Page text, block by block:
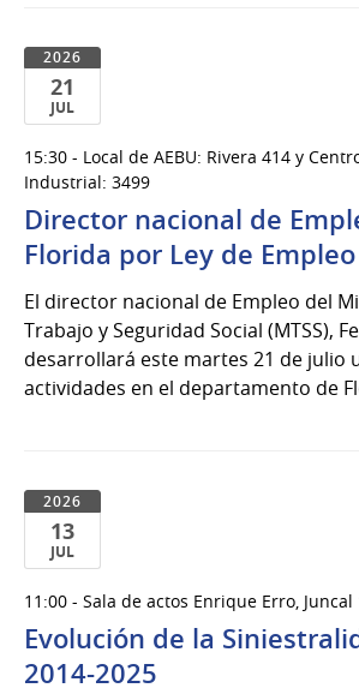
2026
21
JUL
de
Jul
del
2026
15:30 - Local de AEBU: Rivera 414 y
Industrial: 3499
Director nacional de
Florida por Ley de
El director nacional de Empleo del
Trabajo y Seguridad Social (MTSS),
desarrollará este martes 21 de julio
actividades en el departamento de
2026
13
JUL
de
Jul
del
11:00 - Sala de actos Enrique Erro,
Evolución de la
2014-2025